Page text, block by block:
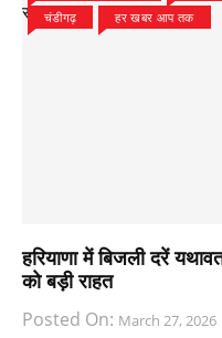
चंडीगढ़
हर खबर आप तक
हरियाणा में बिजली दरें
को बड़ी राहत
Posted On: March 27, 2026